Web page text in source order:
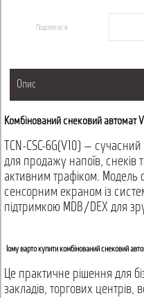
Поділитися
Опис
Комбінований снековий автомат
TCN-CSC-6G(V10) —
для продажу напоїв, снеків
активним трафіком.
сенсорним екраном із
підтримкою MDB/DEX для
Чому варто купити комбінований снековий
Це практичне рішення для
закладів, торгових центрів,